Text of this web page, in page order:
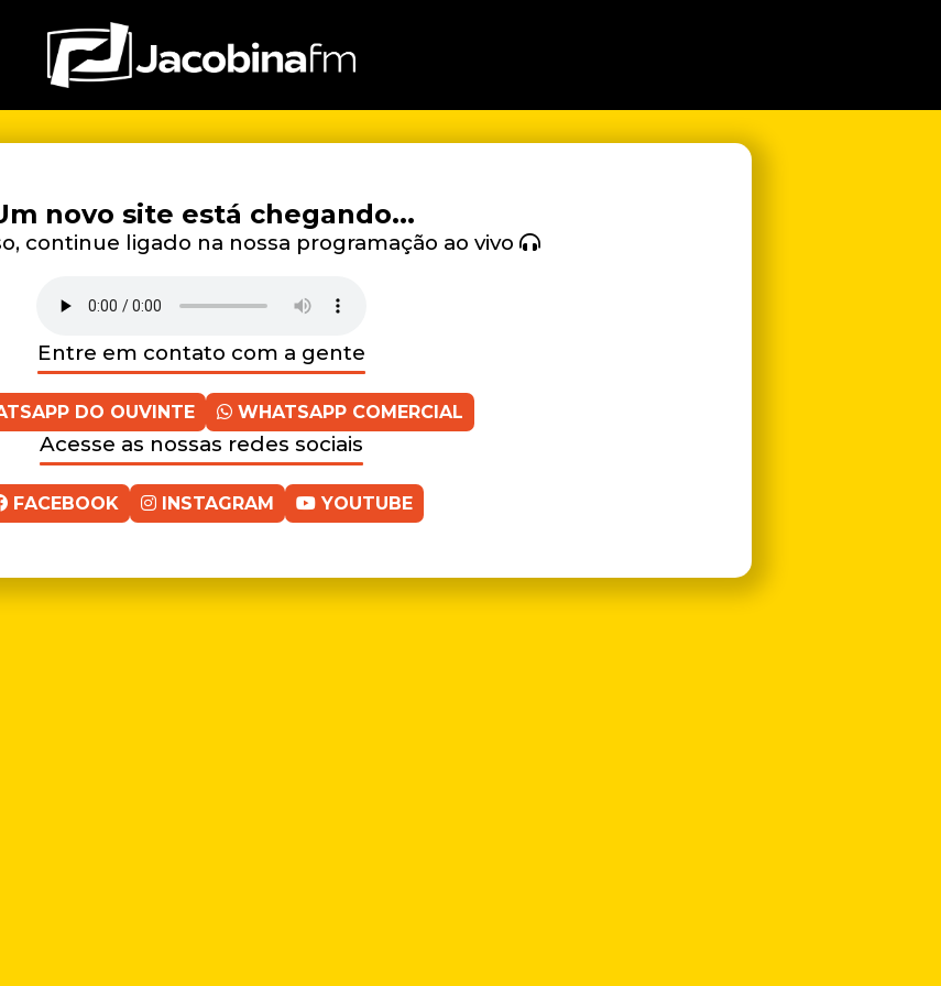
novo site está chegando...
continue ligado na nossa programação ao vivo
Entre em contato com a gente
DO OUVINTE WHATSAPP COMERCIAL
Acesse as nossas redes sociais
FACEBOOK INSTAGRAM YOUTUBE